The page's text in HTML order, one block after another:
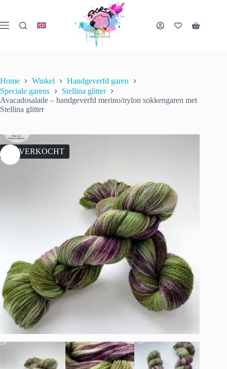
de
inhoud
Home Winkel
Handgeverfd garen
Speciale garens
Stellina glitter
Avacadosalade – handgeverfd merino/nylon sokkengaren met
Stellina glitter
UITVERKOCHT